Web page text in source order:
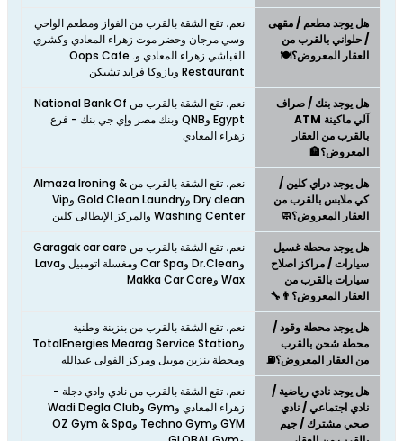
هل يوجد مطعم / مقهى
/ حلواني بالقرب من
العقار المعروض؟🍽️
نعم، تقع الشقة بالقرب من الفواز ومطعم الواحي
وسي مرجان وحضر موت زهراء المعادي وكشري
الغباشي زهراء المعادي وOops Cafe .
Restaurant وبازوكا فرايد تشيكن
هل يوجد بنك / صراف
آلي ماكينة ATM
بالقرب من العقار
المعروض؟🏦
نعم، تقع الشقة بالقرب من National Bank Of
Egypt وQNB وبنك مصر وإي جي بنك - فرع
زهراء المعادي
هل يوجد دراي كلين /
كي ملابس بالقرب من
العقار المعروض؟🧼
نعم، تقع الشقة بالقرب من Almaza Ironing &
Dry clean وGold Clean Laundry وVip
Washing Center والمركز الإيطالى كلين
هل يوجد محطة غسيل
سيارات / مراكز اصلاح
سيارات بالقرب من
العقار المعروض؟👨‍🔧
نعم، تقع الشقة بالقرب من Garagak car care
وDr.Clean وCar Spa ومغسلة اتومبيل وLava
Wax وMakka Car Care
هل يوجد محطة وقود /
محطة شحن بالقرب
من العقار المعروض؟⛽
نعم، تقع الشقة بالقرب من بنزينة وطنية
وTotalEnergies Mearag Service Station
ومحطة بنزين موبيل ومركز الفولى عبدالله
هل يوجد نادي رياضية /
نادي اجتماعي / نادي
صحي مشترك / جيم
نعم، تقع الشقة بالقرب من نادي وادي دجلة -
زهراء المعادي وGym وWadi Degla Club
GYM وTechno Gym وOZ Gym & Spa